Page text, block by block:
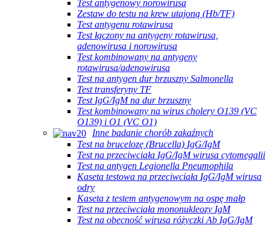
Test antygenowy norowirusa
Zestaw do testu na krew utajoną (Hb/TF)
Test antygenu rotawirusa
Test łączony na antygeny rotawirusa,
adenowirusa i norowirusa
Test kombinowany na antygeny
rotawirusa/adenowirusa
Test na antygen dur brzuszny Salmonella
Test transferyny TF
Test IgG/IgM na dur brzuszny
Test kombinowany na wirus cholery O139 (VC
O139) i O1 (VC O1)
Inne badanie chorób zakaźnych
Test na brucelozę (Brucella) IgG/IgM
Test na przeciwciała IgG/IgM wirusa cytomegalii
Test na antygen Legionella Pneumophila
Kaseta testowa na przeciwciała IgG/IgM wirusa
odry
Kaseta z testem antygenowym na ospę małp
Test na przeciwciała mononukleozy IgM
Test na obecność wirusa różyczki Ab IgG/IgM